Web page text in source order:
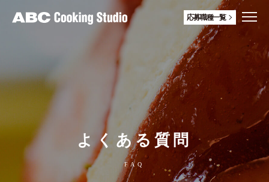
応募職種一覧
よくある質問
FAQ